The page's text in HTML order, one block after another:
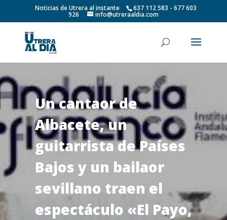
Noticias de Utrera al instante 637 112 583 - 677 603
926 info@utreraaldia.com
Un cantaor de
Albacete, un
guitarrista de Países
Bajos y un bailaor
sevillano traen el
espectáculo «El Payo,